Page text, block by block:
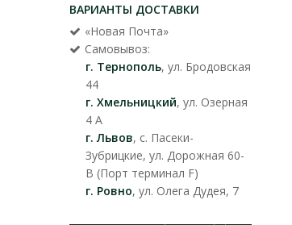
ВАРИАНТЫ ДОСТАВКИ
«Новая Почта»
Самовывоз:
г. Тернополь, ул. Бродовская
44
г. Хмельницкий, ул. Озерная
4 А
г. Львов, с. Пасеки-
Зубрицкие, ул. Дорожная 60-
В (Порт терминал F)
г. Ровно, ул. Олега Дудея, 7